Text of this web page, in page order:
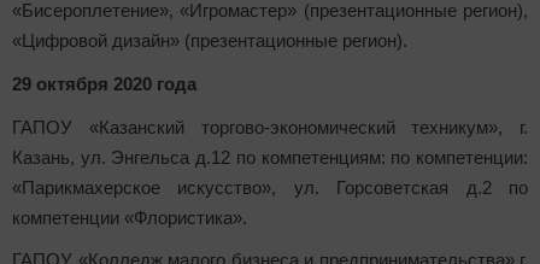
«Бисероплетение», «Игромастер» (презентационные регион),
«Цифровой дизайн» (презентационные регион).
29 октября 2020 года
ГАПОУ «Казанский торгово-экономический техникум», г.
Казань, ул. Энгельса д.12 по компетенциям: по компетенции:
«Парикмахерское искусство», ул. Горсоветская д.2 по
компетенции «Флористика».